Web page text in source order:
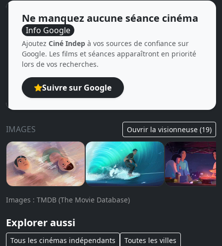
Ne manquez aucune séance cinéma
Info Google
Ajoutez Ciné Indep à vos sources de confiance sur
Google. Les films et séances apparaîtront en priorité
lors de vos recherches.
Suivre sur Google
IMAGES Ouvrir la visionneuse (19)
Images : TMDB (The Movie Database)
Explorer aussi
Tous les cinémas indépendants Toutes les villes